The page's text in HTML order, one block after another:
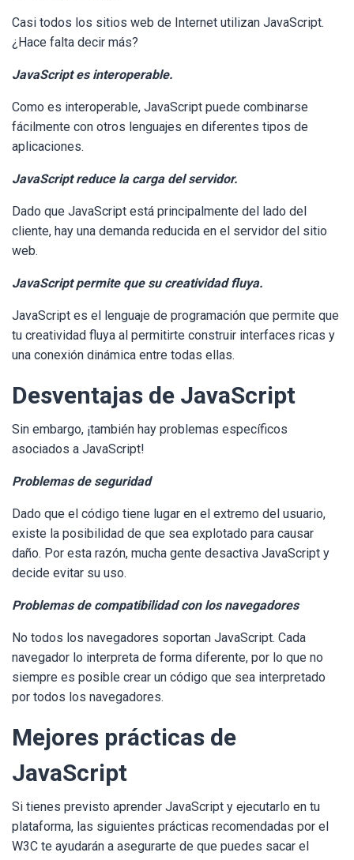
Casi todos los sitios web de Internet utilizan JavaScript.
¿Hace falta decir más?
JavaScript es interoperable.
Como es interoperable, JavaScript puede combinarse
fácilmente con otros lenguajes en diferentes tipos de
aplicaciones.
JavaScript reduce la carga del servidor.
Dado que JavaScript está principalmente del lado del
cliente, hay una demanda reducida en el servidor del sitio
web.
JavaScript permite que su creatividad fluya.
JavaScript es el lenguaje de programación que permite que
tu creatividad fluya al permitirte construir interfaces ricas y
una conexión dinámica entre todas ellas.
Desventajas de JavaScript
Sin embargo, ¡también hay problemas específicos
asociados a JavaScript!
Problemas de seguridad
Dado que el código tiene lugar en el extremo del usuario,
existe la posibilidad de que sea explotado para causar
daño. Por esta razón, mucha gente desactiva JavaScript y
decide evitar su uso.
Problemas de compatibilidad con los navegadores
No todos los navegadores soportan JavaScript. Cada
navegador lo interpreta de forma diferente, por lo que no
siempre es posible crear un código que sea interpretado
por todos los navegadores.
Mejores prácticas de
JavaScript
Si tienes previsto aprender JavaScript y ejecutarlo en tu
plataforma, las siguientes prácticas recomendadas por el
W3C te ayudarán a asegurarte de que puedes sacar el